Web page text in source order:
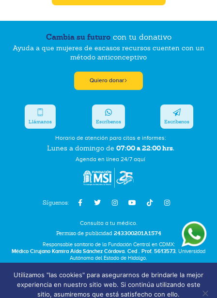
Cambia su futurocon tu donativo
Ayuda a que mujeres de escasos recursos cuenten con un
método anticonceptivo
Quiero donar
Síguenos:
Horario de atención para citas e informes:
Lunes a domingo de 07:00 a 22:00 hrs.
Agenda en línea 24/7 aquí
Llámanos Escríbenos Escríbenos
Consulta a tu médico.
Permiso de publicidad 243300201A1574
Responsable sanitario de la Fundación Central en CDMX:
Médico Cirujano Kamira Aída Sánchez Córdova. Ced . Prof. 5613573. Universidad
Autónoma del Estado de Hidalgo.
Términos y Condiciones
Bolsa de Trabajo
Utilizamos "las cookies" para asegurarnos de brindarle la mejor
experiencia en nuestro sitio web. Si continúa utilizando este
sitio, asumiremos que está satisfecho con ello.